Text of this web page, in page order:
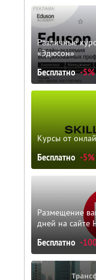
Различные
«Эдюсон»
Бесплатно -5%
Курсы от
Бесплатно -5%
Размещение
дней на сайте
Бесплатно -